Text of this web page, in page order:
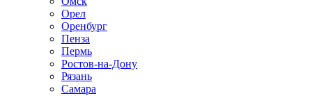
Орел
Оренбург
Пенза
Пермь
Ростов-на-Дону
Рязань
Самара